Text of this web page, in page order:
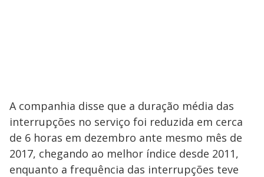
A companhia disse que a duração média das
interrupções no serviço foi reduzida em cerca
de 6 horas em dezembro ante mesmo mês de
2017, chegando ao melhor índice desde 2011,
enquanto a frequência das interrupções teve